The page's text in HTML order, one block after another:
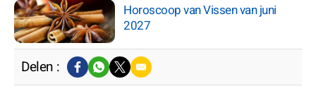
Horoscoop van Vissen van juni
2027
Delen :